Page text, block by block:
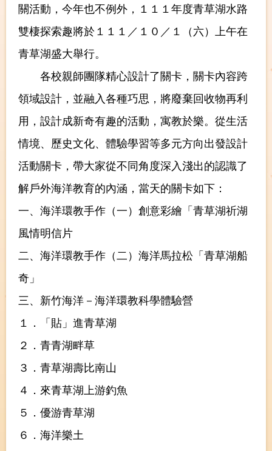
關活動，今年也不例外，１１１年度青草湖水路
雙棲探索趣將於１１１／１０／１（六）上午在
青草湖盛大舉行。
各校親師團隊精心設計了關卡，關卡內容跨
領域設計，並融入各種巧思，將廢棄回收物再利
用，設計成新奇有趣的活動，寓教於樂。從生活
情境、歷史文化、體驗學習等多元方向出發設計
活動關卡，帶大家從不同角度深入淺出的認識了
解戶外海洋教育的內涵，當天的關卡如下：
一、海洋環教手作（一）創意彩繪「青草湖祈湖
風情明信片
二、海洋環教手作（二）海洋馬拉松「青草湖船
奇」
三、新竹海洋－海洋環教科學體驗營
１．「貼」進青草湖
２．青青湖畔草
３．青草湖壽比南山
４．來青草湖上游釣魚
５．優游青草湖
６．海洋樂土